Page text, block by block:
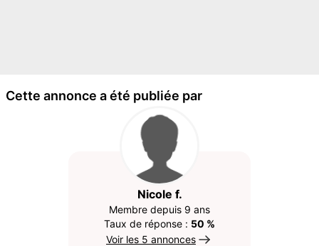
Cette annonce a été publiée par
Nicole f.
Membre depuis 9 ans
Taux de réponse : 50 %
Voir les 5 annonces